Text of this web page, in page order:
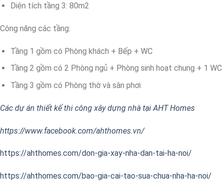
Diện tích tầng 3: 80m2
Công năng các tầng:
Tầng 1 gồm có Phòng khách + Bếp + WC
Tầng 2 gồm có 2 Phòng ngủ + Phòng sinh hoạt chung + 1 WC
Tầng 3 gồm có Phòng thờ và sân phơi
Các dự án thiết kế thi công xây dựng nhà tại AHT Homes
https://www.facebook.com/ahthomes.vn/
https://ahthomes.com/don-gia-xay-nha-dan-tai-ha-noi/
https://ahthomes.com/bao-gia-cai-tao-sua-chua-nha-ha-noi/